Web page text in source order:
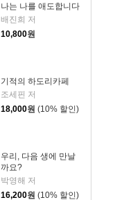
나는 나를 애도합니다
배진희 저
10,800원
기적의 하도리카페
조세핀 저
18,000원 (10% 할인)
우리, 다음 생에 만날
까요?
박영해 저
16,200원 (10% 할인)